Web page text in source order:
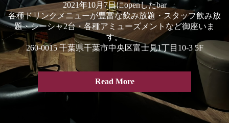
2021年10月7日にopenしたbar
各種ドリンクメニューが豊富な飲み放題・スタッフ飲み放
題・シーシャ2台・各種アミューズメントなど御座いま
す。
260-0015 千葉県千葉市中央区富士見1丁目10-3 5F
Read More